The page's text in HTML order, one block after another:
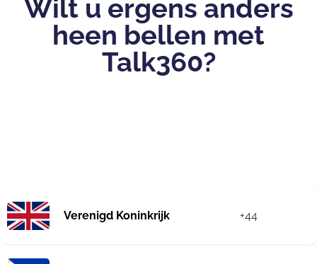
Wilt u ergens anders
heen bellen met
Talk360?
Verenigd Koninkrijk +44